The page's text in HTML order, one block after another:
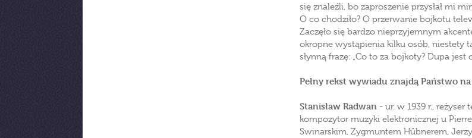
się znaleźli, bo zaproszenie przysłał mi
O co chodziło? O przerwanie bojkotu
Zaczęło się bardzo nieprzyjemnym
okropne wystąpienia kilku osób, niestety
słynną frazę: „Co to za bojkoty? Dupa jest
Pełny rekst wywiadu znajdą Państwo
Stanisław Radwan - ur. w 1939 r., reżyser
kompozytor muzyki elektronicznej u
Swinarskim, Zygmuntem Hübnerem,